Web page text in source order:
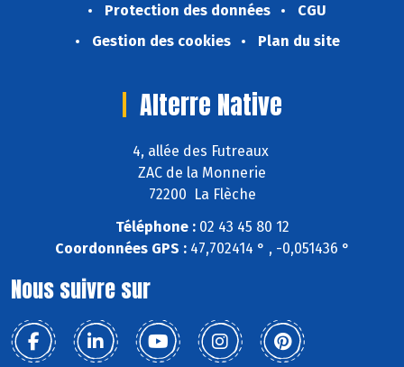
Protection des données
CGU
Gestion des cookies
Plan du site
Alterre Native
4, allée des Futreaux
ZAC de la Monnerie
72200 La Flèche
Téléphone :02 43 45 80 12
Coordonnées GPS :47,702414 ° , -0,051436 °
Nous suivre sur